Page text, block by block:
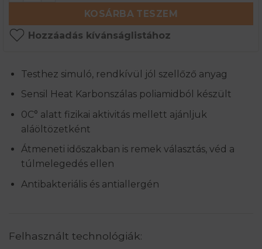
KOSÁRBA TESZEM
Hozzáadás kívánságlistához
Testhez simuló, rendkívül jól szellőző anyag
Sensil Heat Karbonszálas poliamidból készült
0C° alatt fizikai aktivitás mellett ajánljuk
aláöltözetként
Átmeneti időszakban is remek választás, véd a
túlmelegedés ellen
Antibakteriális és antiallergén
Felhasznált technológiák: